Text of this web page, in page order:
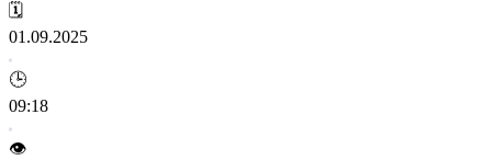
🗓️
01.09.2025
🕒
09:18
👁️